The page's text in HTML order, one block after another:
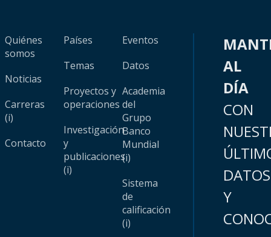
Quiénes
somos
Noticias
Carreras
(i)
Contacto
Países
Temas
Proyectos y
operaciones
Investigación
y
publicaciones
(i)
Eventos
Datos
Academia
del
Grupo
Banco
Mundial
(i)
Sistema
de
calificación
(i)
AL
DÍA
CON
DATOS
Y